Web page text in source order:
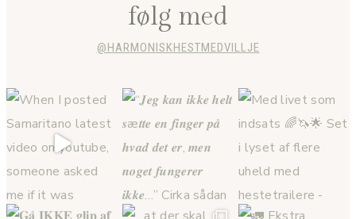
følg med
@HARMONISKHESTMEDVILLJE